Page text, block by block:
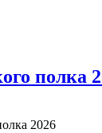
полка
2026